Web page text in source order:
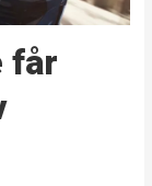
får